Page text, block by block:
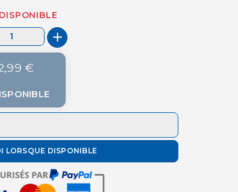
€
LORSQUE DISPONIBLE